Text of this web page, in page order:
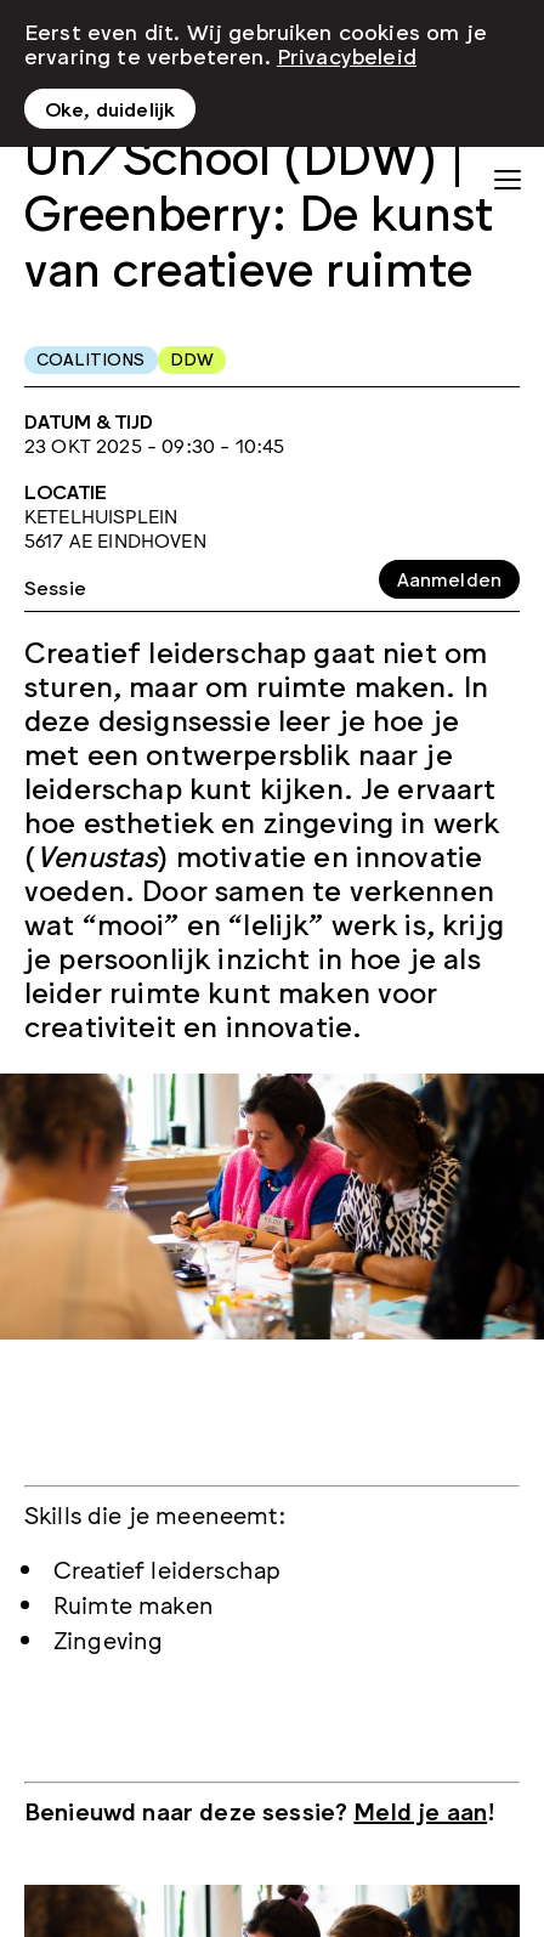
Un/School (DDW) |
Greenberry: De kunst
van creatieve ruimte
COALITIONS DDW
DATUM & TIJD
23 OKT 2025 - 09:30 - 10:45
LOCATIE
KETELHUISPLEIN
5617 AE EINDHOVEN
Sessie
Aanmelden
Creatief leiderschap gaat niet om
sturen, maar om ruimte maken. In
deze designsessie leer je hoe je
met een ontwerpersblik naar je
leiderschap kunt kijken. Je ervaart
hoe esthetiek en zingeving in werk
(Venustas) motivatie en innovatie
voeden. Door samen te verkennen
wat “mooi” en “lelijk” werk is, krijg
je persoonlijk inzicht in hoe je als
leider ruimte kunt maken voor
creativiteit en innovatie.
Skills die je meeneemt:
Creatief leiderschap
Ruimte maken
Zingeving
Benieuwd naar deze sessie? Meld je aan!
Eerst even dit. Wij gebruiken cookies om je
ervaring te verbeteren. Privacybeleid
Oke, duidelijk